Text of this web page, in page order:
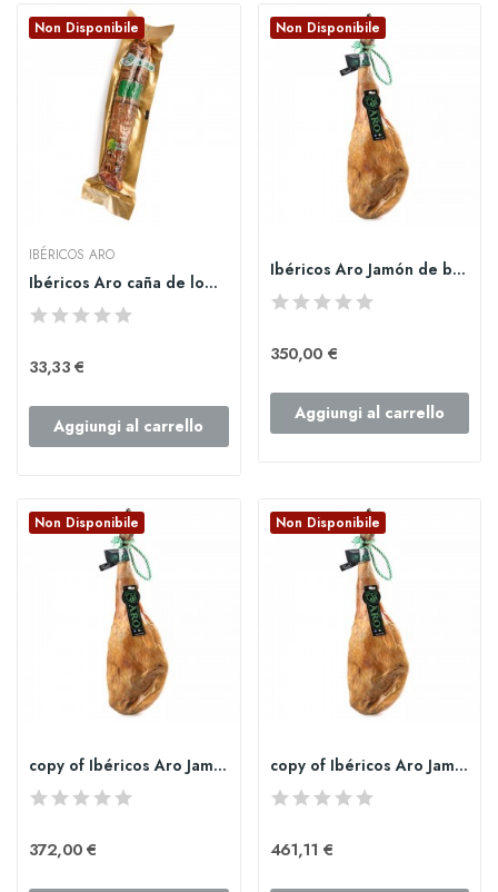
Non Disponibile
IBÉRICOS ARO
Ibéricos Aro caña de lomo ibérico de bellota 500gr
33,33 €
Aggiungi al carrello
Non Disponibile
Ibéricos Aro Jamón de bellota 100% Ibérico de 7...
350,00 €
Aggiungi al carrello
Non Disponibile
copy of Ibéricos Aro Jamón de bellota 100%...
372,00 €
Non Disponibile
copy of Ibéricos Aro Jamón de bellota 100%...
461,11 €